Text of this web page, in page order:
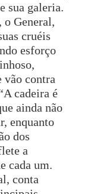
sua galeria.
o General,
cruéis
esforço
vão contra
cadeira é
ainda não
enquanto
dos
a
cada um.
conta